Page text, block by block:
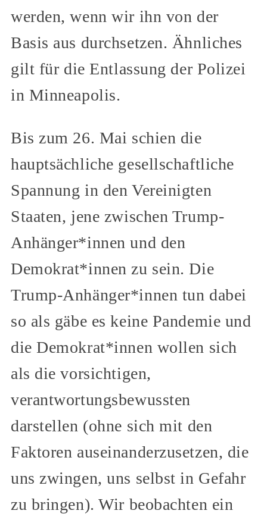
werden, wenn wir ihn von der
Basis aus durchsetzen. Ähnliches
gilt für die Entlassung der Polizei
in Minneapolis.
Bis zum 26. Mai schien die
hauptsächliche gesellschaftliche
Spannung in den Vereinigten
Staaten, jene zwischen Trump-
Anhänger*innen und den
Demokrat*innen zu sein. Die
Trump-Anhänger*innen tun dabei
so als gäbe es keine Pandemie und
die Demokrat*innen wollen sich
als die vorsichtigen,
verantwortungsbewussten
darstellen (ohne sich mit den
Faktoren auseinanderzusetzen, die
uns zwingen, uns selbst in Gefahr
zu bringen). Wir beobachten ein